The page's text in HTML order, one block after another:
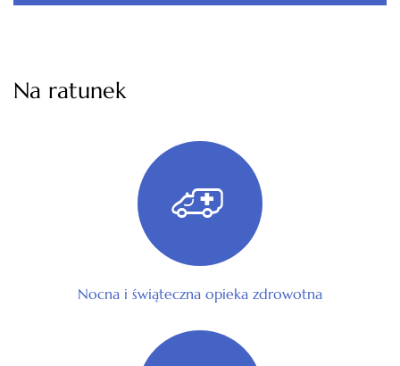
Na ratunek
Nocna i świąteczna opieka zdrowotna